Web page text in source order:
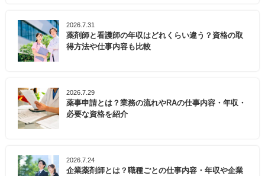
2026.7.31
薬剤師と看護師の年収はどれくらい違う？資格の取
得方法や仕事内容も比較
2026.7.29
薬事申請とは？業務の流れやRAの仕事内容・年収・
必要な資格を紹介
2026.7.24
企業薬剤師とは？職種ごとの仕事内容・年収や企業